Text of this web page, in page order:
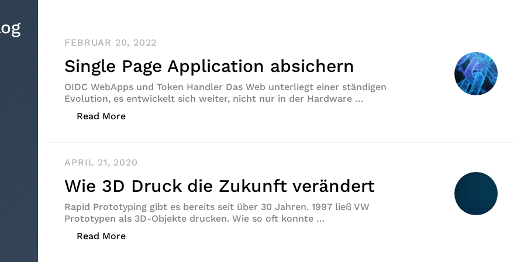
FEBRUAR 20, 2022
Single Page Application absichern
OIDC WebApps und Token Handler Das Web unterliegt einer ständigen
Evolution, es entwickelt sich weiter, nicht nur in der Hardware …
Read More„Single Page Application absichern“
APRIL 21, 2020
Wie 3D Druck die Zukunft verändert
Rapid Prototyping gibt es bereits seit über 30 Jahren. 1997 ließ VW
Prototypen als 3D-Objekte drucken. Wie so oft konnte …
Read More„Wie 3D Druck die Zukunft verändert“